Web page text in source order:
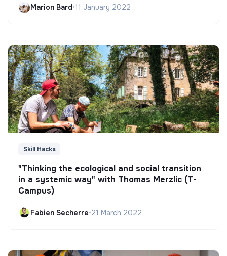
Marion Bard•11 January 2022
Skill Hacks
"Thinking the ecological and social transition
in a systemic way" with Thomas Merzlic (T-
Campus)
Fabien Secherre•21 March 2022